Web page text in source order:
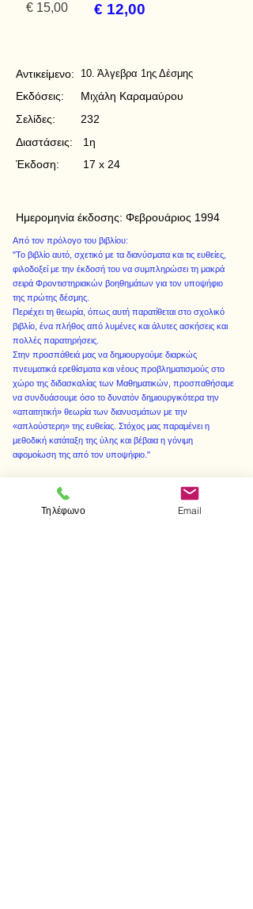
€ 15,00 € 12,00
Αντικείμενο:
Εκδόσεις:
Σελίδες:
10. Άλγεβρα 1ης Δέσμης
Μιχάλη Καραμαύρου
232
Διαστάσεις:
Έκδοση:
1η
17 x 24
Ημερομηνία έκδοσης: Φεβρουάριος 1994
Από τον πρόλογο του βιβλίου:
"Το βιβλίο αυτό, σχετικό με τα διανύσματα και τις ευθείες,
φιλοδοξεί με την έκδοσή του να συμπληρώσει τη μακρά
σειρά Φροντιστηριακών βοηθημάτων για τον υποψήφιο
της πρώτης δέσμης.
Περιέχει τη θεωρία, όπως αυτή παρατίθεται στο σχολικό
βιβλίο, ένα πλήθος από λυμένες και άλυτες ασκήσεις και
πολλές παρατηρήσεις.
Στην προσπάθειά μας να δημιουργούμε διαρκώς
πνευματικά ερεθίσματα και νέους προβληματισμούς στο
χώρο της διδασκαλίας των Μαθηματικών, προσπαθήσαμε
να συνδυάσουμε όσο το δυνατόν δημιουργικότερα την
«απαιτητική» θεωρία των διανυσμάτων με την
«απλούστερη» της ευθείας. Στόχος μας παραμένει η
μεθοδική κατάταξη της ύλης και βέβαια η γόνιμη
αφομοίωση της από τον υποψήφιο."
Τηλέφωνο Email